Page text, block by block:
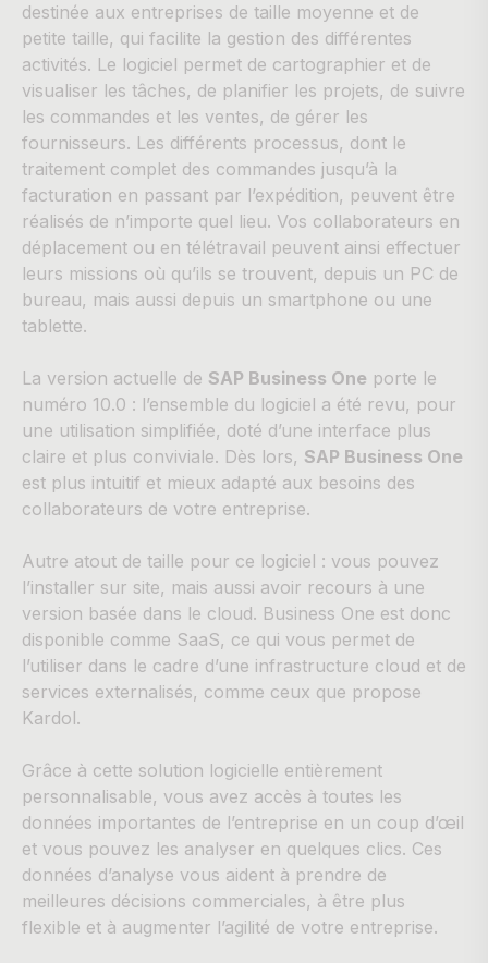
destinée aux entreprises de taille moyenne et de
petite taille, qui facilite la gestion des différentes
activités. Le logiciel permet de cartographier et de
visualiser les tâches, de planifier les projets, de suivre
les commandes et les ventes, de gérer les
fournisseurs. Les différents processus, dont le
traitement complet des commandes jusqu’à la
facturation en passant par l’expédition, peuvent être
réalisés de n’importe quel lieu. Vos collaborateurs en
déplacement ou en télétravail peuvent ainsi effectuer
leurs missions où qu’ils se trouvent, depuis un PC de
bureau, mais aussi depuis un smartphone ou une
tablette.
La version actuelle de SAP Business One porte le
numéro 10.0 : l’ensemble du logiciel a été revu, pour
une utilisation simplifiée, doté d’une interface plus
claire et plus conviviale. Dès lors, SAP Business One
est plus intuitif et mieux adapté aux besoins des
collaborateurs de votre entreprise.
Autre atout de taille pour ce logiciel : vous pouvez
l’installer sur site, mais aussi avoir recours à une
version basée dans le cloud. Business One est donc
disponible comme SaaS, ce qui vous permet de
l’utiliser dans le cadre d’une infrastructure cloud et de
services externalisés, comme ceux que propose
Kardol.
Grâce à cette solution logicielle entièrement
personnalisable, vous avez accès à toutes les
données importantes de l’entreprise en un coup d’œil
et vous pouvez les analyser en quelques clics. Ces
données d’analyse vous aident à prendre de
meilleures décisions commerciales, à être plus
flexible et à augmenter l’agilité de votre entreprise.